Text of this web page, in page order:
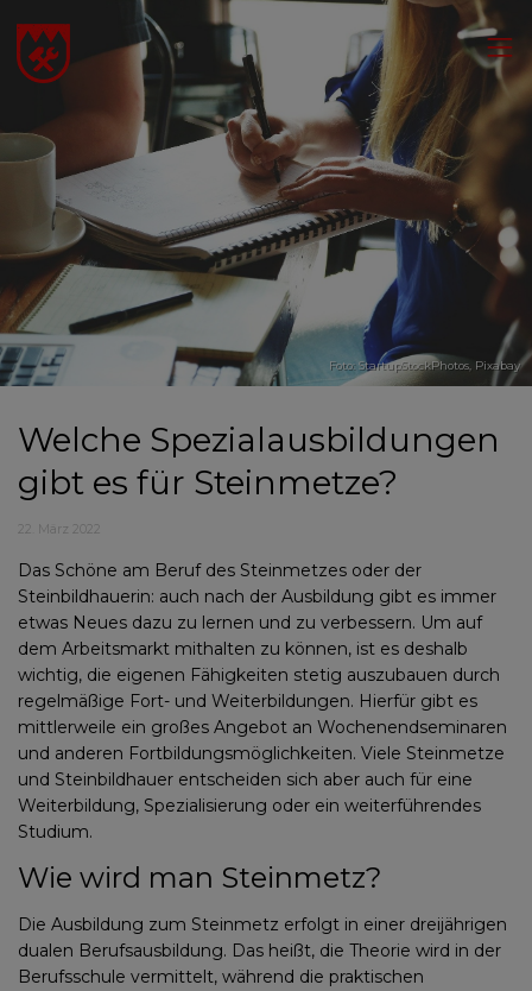
Foto: StartupStockPhotos, Pixabay
Welche Spezialausbildungen
gibt es für Steinmetze?
22. März 2022
Das Schöne am Beruf des Steinmetzes oder der
Steinbildhauerin: auch nach der Ausbildung gibt es immer
etwas Neues dazu zu lernen und zu verbessern. Um auf
dem Arbeitsmarkt mithalten zu können, ist es deshalb
wichtig, die eigenen Fähigkeiten stetig auszubauen durch
regelmäßige Fort- und Weiterbildungen. Hierfür gibt es
mittlerweile ein großes Angebot an Wochenendseminaren
und anderen Fortbildungsmöglichkeiten. Viele Steinmetze
und Steinbildhauer entscheiden sich aber auch für eine
Weiterbildung, Spezialisierung oder ein weiterführendes
Studium.
Wie wird man Steinmetz?
Die Ausbildung zum Steinmetz erfolgt in einer dreijährigen
dualen Berufsausbildung. Das heißt, die Theorie wird in der
Berufsschule vermittelt, während die praktischen